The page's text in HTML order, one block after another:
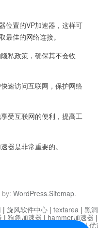
置的VP加速器，这样可
最佳的网络连接。
私政策，确保其不会收
速访问互联网，保护网络
受互联网的便利，提高工
是非常重要的。
WordPress.Sitemap.
| 旋风软件中心 | textarea | 黑
| 狗急加速器 | hammer加速器
迷雾通|优